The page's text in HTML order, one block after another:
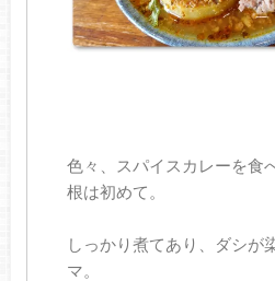
色々、スパイスカレーを食
根は初めて。
しっかり煮てあり、ダシが
マ。